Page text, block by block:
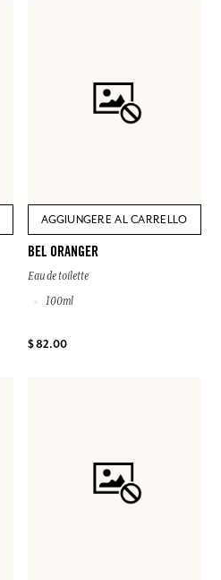
AGGIUNGERE AL CARRELLO
BEL ORANGER
Eau de toilette
100ml
$ 82.00